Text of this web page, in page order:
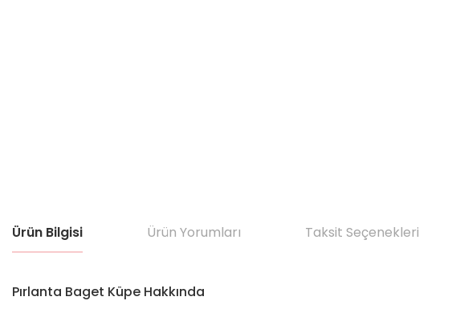
Ürün Bilgisi Ürün Yorumları Taksit Seçenekleri
Pırlanta Baget Küpe Hakkında